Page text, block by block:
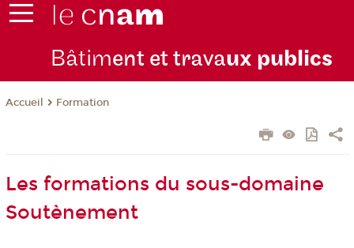
Bâtiment et travaux publics
Accueil Formation
Les formations du sous-domaine
Soutènement